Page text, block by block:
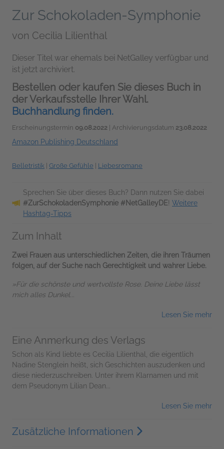
Zur Schokoladen-Symphonie
von Cecilia Lilienthal
Dieser Titel war ehemals bei NetGalley verfügbar und
ist jetzt archiviert.
Bestellen oder kaufen Sie dieses Buch in
der Verkaufsstelle Ihrer Wahl.
Buchhandlung finden.
Erscheinungstermin 09.08.2022 | Archivierungsdatum 23.08.2022
Amazon Publishing Deutschland
Belletristik Große Gefühle Liebesromane
Sprechen Sie über dieses Buch? Dann nutzen Sie dabei
#ZurSchokoladenSymphonie #NetGalleyDE! Weitere
Hashtag-Tipps
Zum Inhalt
Zwei Frauen aus unterschiedlichen Zeiten, die ihren Träumen
folgen, auf der Suche nach Gerechtigkeit und wahrer Liebe.
»Für die schönste und wertvollste Rose. Deine Liebe lässt
mich alles Dunkel...
Lesen Sie mehr
Eine Anmerkung des Verlags
Schon als Kind liebte es Cecilia Lilienthal, die eigentlich
Nadine Stenglein heißt, sich Geschichten auszudenken und
diese niederzuschreiben. Unter ihrem Klarnamen und mit
dem Pseudonym Lilian Dean...
Lesen Sie mehr
Zusätzliche Informationen